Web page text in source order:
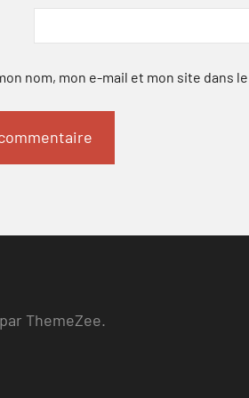
nom, mon e-mail et mon site dans
ThemeZee.